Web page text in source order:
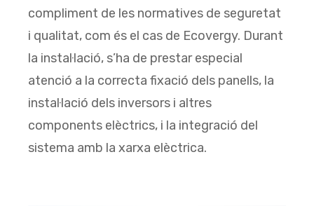
compliment de les normatives de seguretat
i qualitat, com és el cas de Ecovergy. Durant
la instal·lació, s’ha de prestar especial
atenció a la correcta fixació dels panells, la
instal·lació dels inversors i altres
components elèctrics, i la integració del
sistema amb la xarxa elèctrica.